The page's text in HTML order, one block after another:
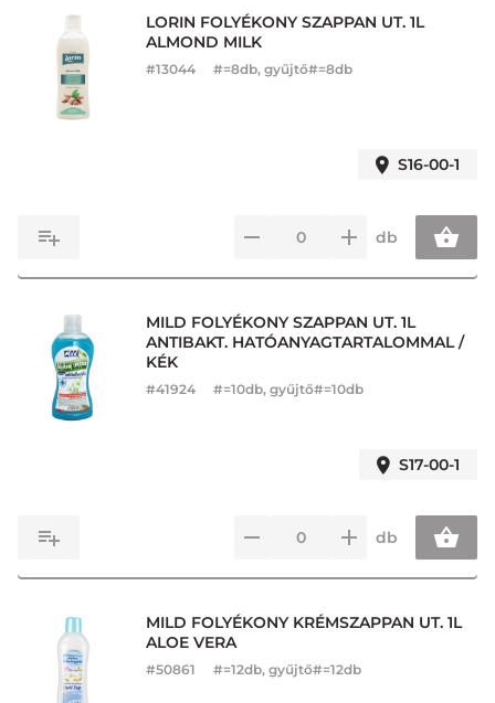
LORIN FOLYÉKONY SZAPPAN UT. 1L
ALMOND MILK
#13044 #=8db, gyűjtő#=8db
S16-00-1
db
MILD FOLYÉKONY SZAPPAN UT. 1L
ANTIBAKT. HATÓANYAGTARTALOMMAL /
KÉK
#41924 #=10db, gyűjtő#=10db
S17-00-1
db
MILD FOLYÉKONY KRÉMSZAPPAN UT. 1L
ALOE VERA
#50861 #=12db, gyűjtő#=12db